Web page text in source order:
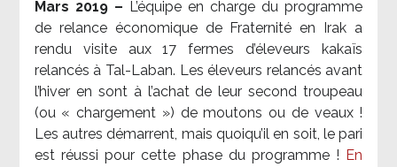
Mars 2019 – L’équipe en charge du programme
de relance économique de Fraternité en Irak a
rendu visite aux 17 fermes d’éleveurs kakaïs
relancés à Tal-Laban. Les éleveurs relancés avant
l’hiver en sont à l’achat de leur second troupeau
(ou « chargement ») de moutons ou de veaux !
Les autres démarrent, mais quoiqu’il en soit, le pari
est réussi pour cette phase du programme ! En